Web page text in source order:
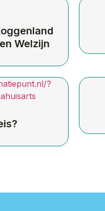
Welzijn